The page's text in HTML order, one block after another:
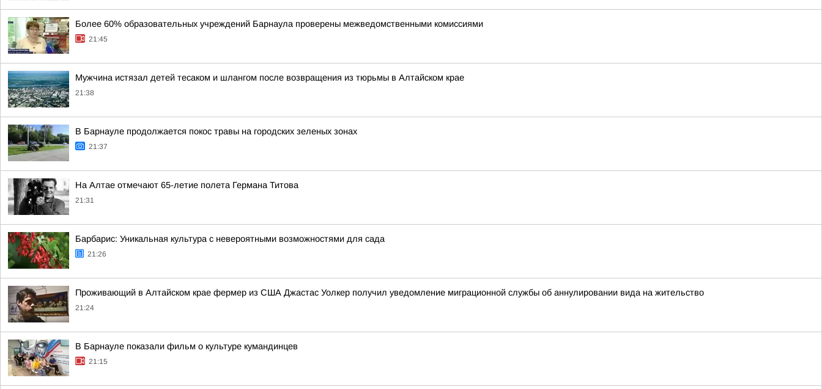
Более 60% образовательных учреждений Барнаула проверены межведомственными комиссиями
21:45
Мужчина истязал детей тесаком и шлангом после возвращения из тюрьмы в Алтайском крае
21:38
В Барнауле продолжается покос травы на городских зеленых зонах
21:37
На Алтае отмечают 65-летие полета Германа Титова
21:31
Барбарис: Уникальная культура с невероятными возможностями для сада
21:26
Проживающий в Алтайском крае фермер из США Джастас Уолкер получил уведомление миграционной службы об аннулировании вида на жительство
21:24
В Барнауле показали фильм о культуре кумандинцев
21:15